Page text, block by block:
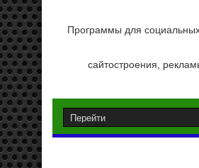
Программы для
сайтостроения,